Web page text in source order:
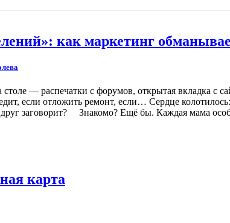
как маркетинг
— распечатки с форумов, открытая вкладка с
если отложить ремонт, если… Сердце
заговорит? Знакомо? Ещё бы. Каждая мама
карта